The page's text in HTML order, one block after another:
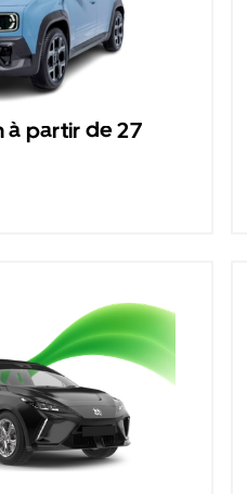
à partir de 27